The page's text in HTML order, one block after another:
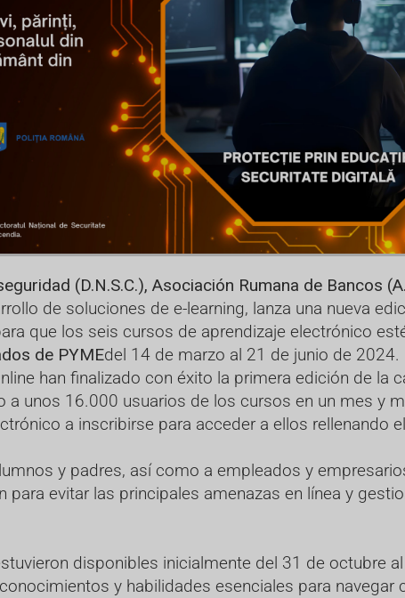
(D.N.S.C.), Asociación Rumana de Bancos
de soluciones de e-learning, lanza una nueva
que los seis cursos de aprendizaje electrónico
de PYMEdel 14 de marzo al 21 de junio de 2024.
han finalizado con éxito la primera edición de la
a unos 16.000 usuarios de los cursos en un mes y
a inscribirse para acceder a ellos rellenando
y padres, así como a empleados y
evitar las principales amenazas en línea y
disponibles inicialmente del 31 de octubre
y habilidades esenciales para navegar